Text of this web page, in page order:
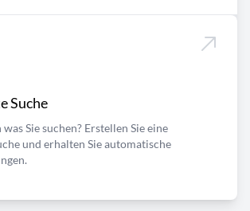
Suche
Sie suchen? Erstellen Sie eine
und erhalten Sie automatische